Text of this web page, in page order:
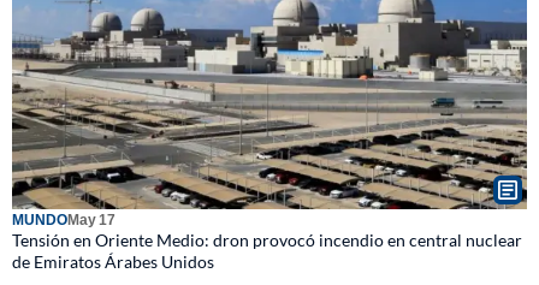
MUNDOMay 17
Tensión en Oriente Medio: dron provocó incendio en central nuclear
de Emiratos Árabes Unidos